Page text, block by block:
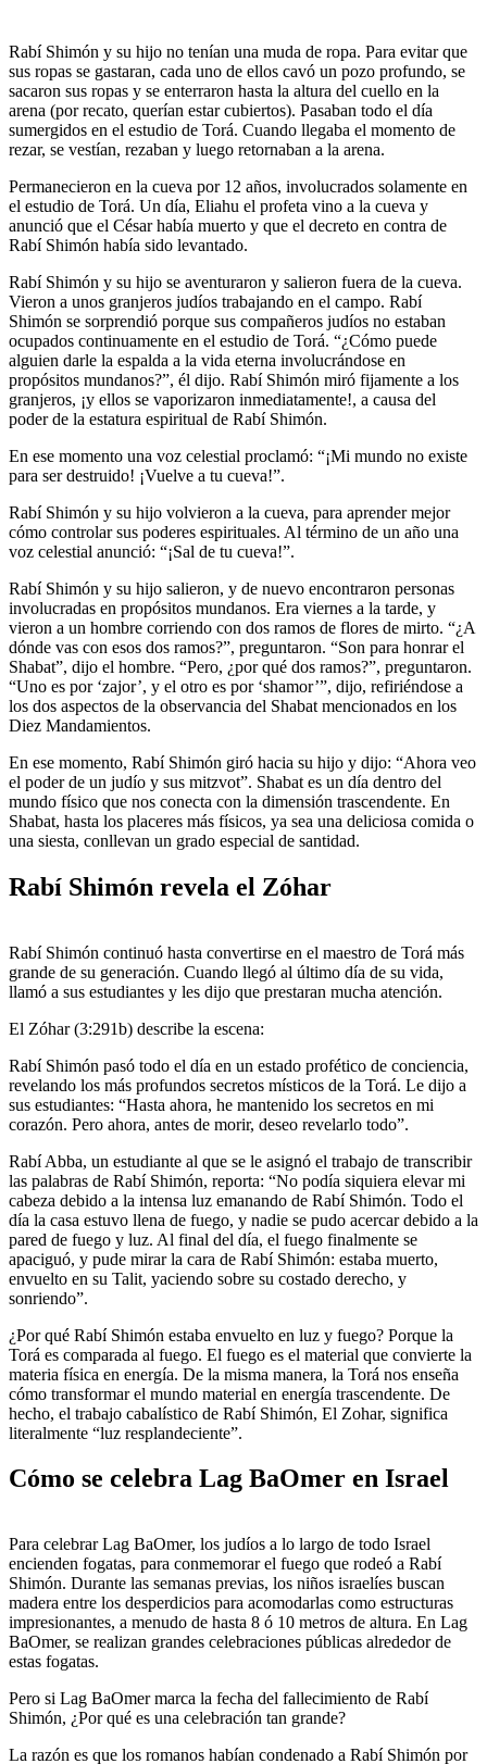
Rabí Shimón y su hijo no tenían una muda de ropa. Para evitar que
sus ropas se gastaran, cada uno de ellos cavó un pozo profundo, se
sacaron sus ropas y se enterraron hasta la altura del cuello en la
arena (por recato, querían estar cubiertos). Pasaban todo el día
sumergidos en el estudio de Torá. Cuando llegaba el momento de
rezar, se vestían, rezaban y luego retornaban a la arena.
Permanecieron en la cueva por 12 años, involucrados solamente en
el estudio de Torá. Un día, Eliahu el profeta vino a la cueva y
anunció que el César había muerto y que el decreto en contra de
Rabí Shimón había sido levantado.
Rabí Shimón y su hijo se aventuraron y salieron fuera de la cueva.
Vieron a unos granjeros judíos trabajando en el campo. Rabí
Shimón se sorprendió porque sus compañeros judíos no estaban
ocupados continuamente en el estudio de Torá. “¿Cómo puede
alguien darle la espalda a la vida eterna involucrándose en
propósitos mundanos?”, él dijo. Rabí Shimón miró fijamente a los
granjeros, ¡y ellos se vaporizaron inmediatamente!, a causa del
poder de la estatura espiritual de Rabí Shimón.
En ese momento una voz celestial proclamó: “¡Mi mundo no existe
para ser destruido! ¡Vuelve a tu cueva!”.
Rabí Shimón y su hijo volvieron a la cueva, para aprender mejor
cómo controlar sus poderes espirituales. Al término de un año una
voz celestial anunció: “¡Sal de tu cueva!”.
Rabí Shimón y su hijo salieron, y de nuevo encontraron personas
involucradas en propósitos mundanos. Era viernes a la tarde, y
vieron a un hombre corriendo con dos ramos de flores de mirto. “¿A
dónde vas con esos dos ramos?”, preguntaron. “Son para honrar el
Shabat”, dijo el hombre. “Pero, ¿por qué dos ramos?”, preguntaron.
“Uno es por ‘zajor’, y el otro es por ‘shamor’”, dijo, refiriéndose a
los dos aspectos de la observancia del Shabat mencionados en los
Diez Mandamientos.
En ese momento, Rabí Shimón giró hacia su hijo y dijo: “Ahora veo
el poder de un judío y sus mitzvot”. Shabat es un día dentro del
mundo físico que nos conecta con la dimensión trascendente. En
Shabat, hasta los placeres más físicos, ya sea una deliciosa comida o
una siesta, conllevan un grado especial de santidad.
Rabí Shimón revela el Zóhar
Rabí Shimón continuó hasta convertirse en el maestro de Torá más
grande de su generación. Cuando llegó al último día de su vida,
llamó a sus estudiantes y les dijo que prestaran mucha atención.
El Zóhar (3:291b) describe la escena:
Rabí Shimón pasó todo el día en un estado profético de conciencia,
revelando los más profundos secretos místicos de la Torá. Le dijo a
sus estudiantes: “Hasta ahora, he mantenido los secretos en mi
corazón. Pero ahora, antes de morir, deseo revelarlo todo”.
Rabí Abba, un estudiante al que se le asignó el trabajo de transcribir
las palabras de Rabí Shimón, reporta: “No podía siquiera elevar mi
cabeza debido a la intensa luz emanando de Rabí Shimón. Todo el
día la casa estuvo llena de fuego, y nadie se pudo acercar debido a la
pared de fuego y luz. Al final del día, el fuego finalmente se
apaciguó, y pude mirar la cara de Rabí Shimón: estaba muerto,
envuelto en su Talit, yaciendo sobre su costado derecho, y
sonriendo”.
¿Por qué Rabí Shimón estaba envuelto en luz y fuego? Porque la
Torá es comparada al fuego. El fuego es el material que convierte la
materia física en energía. De la misma manera, la Torá nos enseña
cómo transformar el mundo material en energía trascendente. De
hecho, el trabajo cabalístico de Rabí Shimón, El Zohar, significa
literalmente “luz resplandeciente”.
Cómo se celebra Lag BaOmer en Israel
Para celebrar Lag BaOmer, los judíos a lo largo de todo Israel
encienden fogatas, para conmemorar el fuego que rodeó a Rabí
Shimón. Durante las semanas previas, los niños israelíes buscan
madera entre los desperdicios para acomodarlas como estructuras
impresionantes, a menudo de hasta 8 ó 10 metros de altura. En Lag
BaOmer, se realizan grandes celebraciones públicas alrededor de
estas fogatas.
Pero si Lag BaOmer marca la fecha del fallecimiento de Rabí
Shimón, ¿Por qué es una celebración tan grande?
La razón es que los romanos habían condenado a Rabí Shimón por